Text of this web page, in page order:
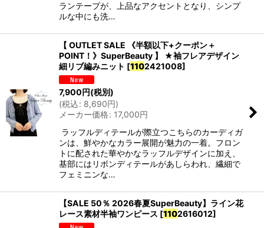
ランテープが、上品なアクセントとなり、シンプ
ルな中にも洗…
【 OUTLET SALE 《半額以下+クーポン＋
POINT！》SuperBeauty 】 ★袖フレアデザイン
細リブ編みニット [1102421008]
7,900円(税別)
(税込: 8,690円)
メーカー価格: 17,000円
ラッフルディテールが際立つこちらのカーディガ
ンは、鮮やかなカラー展開が魅力の一着。フロン
トに配された華やかなラッフルデザインに加え、
基部にはリボンディテールがあしらわれ、繊細で
フェミニンな…
【SALE 50％ 2026春夏SuperBeauty】ライン花
レース素材半袖ワンピース [1102616012]